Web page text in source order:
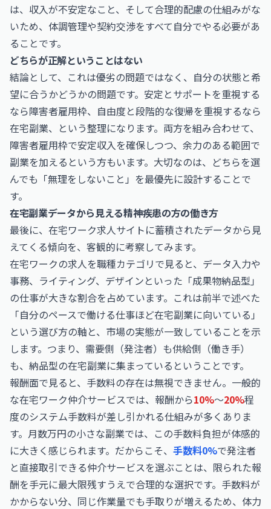
は、収入が不安定なこと、そして合理的配慮の仕組みがな
いため、体調管理や契約交渉をすべて自分でやる必要があ
ることです。
どちらが正解ということはない
結論として、これは優劣の問題ではなく、自分の状態と希
望に合うかどうかの問題です。安定とサポートを重視する
なら障害者雇用枠、自由度と段階的な復帰を重視するなら
在宅副業、という整理になります。両方を組み合わせて、
障害者雇用枠で安定収入を確保しつつ、余力のある範囲で
副業を加えるという方もいます。大切なのは、どちらを選
んでも「無理をしないこと」を最優先に設計することで
す。
在宅副業データから見える精神疾患の方の働き方
最後に、在宅ワーク求人サイトに蓄積されたデータから見
えてくる傾向を、客観的に考察してみます。
在宅ワークの求人を職種カテゴリで見ると、データ入力や
事務、ライティング、デザインといった「成果物納品型」
の仕事が大きな割合を占めています。これは前半で述べた
「自分のペースで働ける仕事ほど在宅副業に向いている」
という選び方の軸と、市場の実態が一致していることを示
します。つまり、需要側（発注者）も供給側（働き手）
も、納品型の在宅副業に集まっているということです。
報酬面で見ると、手数料の存在は無視できません。一般的
な在宅ワーク仲介サービスでは、報酬から10%〜20%程
度のシステム手数料が差し引かれる仕組みが多くありま
す。月数万円の小さな副業では、この手数料負担が体感的
に大きく感じられます。だからこそ、 手数料0%で発注者
と直接取引できる仲介サービスを選ぶことは、限られた報
酬を手元に最大限残すうえで合理的な選択です。手数料が
かからない分、同じ作業量でも手取りが増えるため、体力